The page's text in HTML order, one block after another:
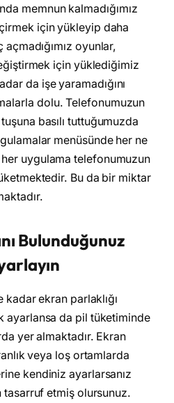
memnun kalmadığımız
için yükleyip daha
açmadığımız oyunlar,
için yüklediğimiz
da işe yaramadığını
dolu. Telefonumuzun
basılı tuttuğumuzda
menüsünde her ne
uygulama telefonumuzun
Bu da bir miktar
Bulunduğunuz
kadar ekran parlaklığı
ayarlansa da pil tüketiminde
yer almaktadır. Ekran
veya loş ortamlarda
kendiniz ayarlarsanız
tasarruf etmiş olursunuz.